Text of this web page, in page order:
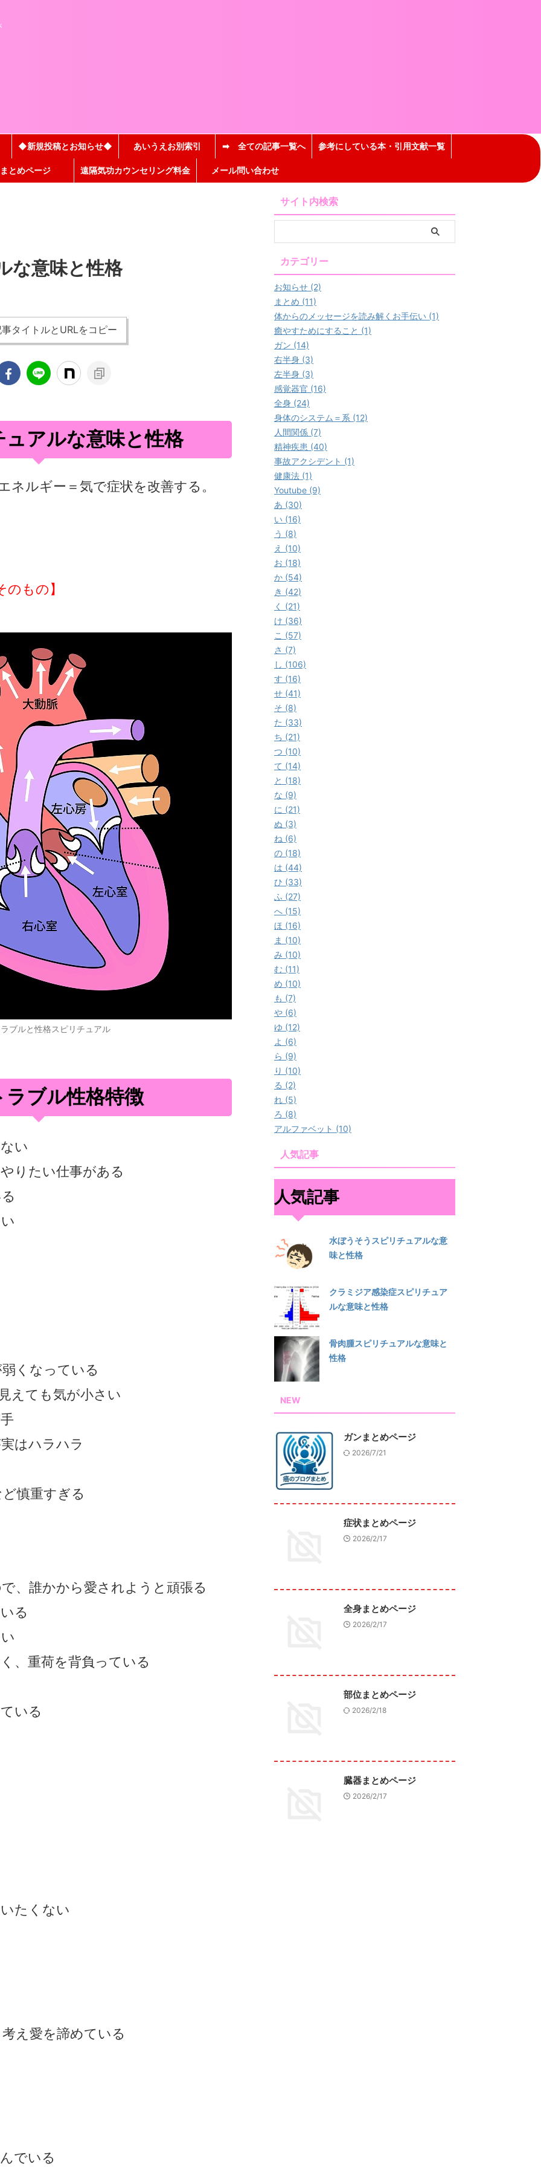
◆新規投稿とお知らせ◆ あいうえお別索引 ➡ 全ての記事一覧へ 参考にしている本・引用文献一覧
まとめページ 遠隔気功カウンセリング料金 メール問い合わせ
な意味と性格
タイトルとURLをコピー
アルな意味と性格
ルギー＝気で症状を改善する。
もの】
ブルと性格スピリチュアル
ラブル性格特徴
い
りたい仕事がある
くなっている
えても気が小さい
はハラハラ
慎重すぎる
、誰かから愛されようと頑張る
る
、重荷を背負っている
いる
たくない
え愛を諦めている
でいる
サイト内検索
カテゴリー
お知らせ (2)
まとめ (11)
体からのメッセージを読み解くお手伝い (1)
癒やすためにすること (1)
ガン (14)
右半身 (3)
左半身 (3)
感覚器官 (16)
全身 (24)
身体のシステム＝系 (12)
人間関係 (7)
精神疾患 (40)
事故アクシデント (1)
健康法 (1)
Youtube (9)
あ (30)
い (16)
う (8)
え (10)
お (18)
か (54)
き (42)
く (21)
け (36)
こ (57)
さ (7)
し (106)
す (16)
せ (41)
そ (8)
た (33)
ち (21)
つ (10)
て (14)
と (18)
な (9)
に (21)
ぬ (3)
ね (6)
の (18)
は (44)
ひ (33)
ふ (27)
へ (15)
ほ (16)
ま (10)
み (10)
む (11)
め (10)
も (7)
や (6)
ゆ (12)
よ (6)
ら (9)
り (10)
る (2)
れ (5)
ろ (8)
アルファベット (10)
人気記事
人気記事
水ぼうそうスピリチュアルな意
味と性格
クラミジア感染症スピリチュア
ルな意味と性格
骨肉腫スピリチュアルな意味と
性格
NEW
ガンまとめページ
2026/7/21
症状まとめページ
2026/2/17
全身まとめページ
2026/2/17
部位まとめページ
2026/2/18
臓器まとめページ
2026/2/17